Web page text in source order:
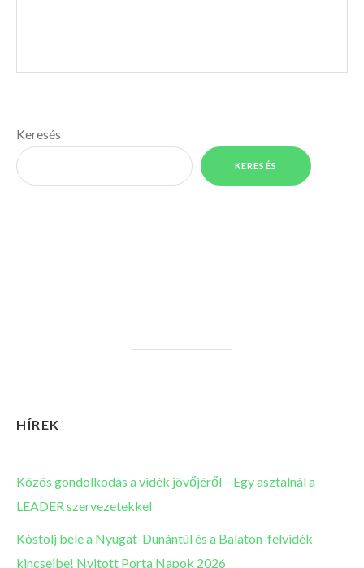
Keresés
KERESÉS
HÍREK
Közös gondolkodás a vidék jövőjéről – Egy asztalnál a
LEADER szervezetekkel
Kóstolj bele a Nyugat-Dunántúl és a Balaton-felvidék
kincseibe! Nyitott Porta Napok 2026